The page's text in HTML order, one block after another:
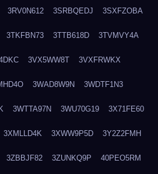
3RV0N612 3SRBQEDJ 3SXFZOBA
3TKFBN73 3TTB618D 3TVMVY4A
3VX5WW8T 3VXFRWKX
3WAD8W9N 3WDTF1N3
3WTTA97N 3WU70G19 3X71FE60
3XMLLD4K 3XWW9P5D 3Y2Z2FMH
3ZBBJF82 3ZUNKQ9P 40PEO5RM